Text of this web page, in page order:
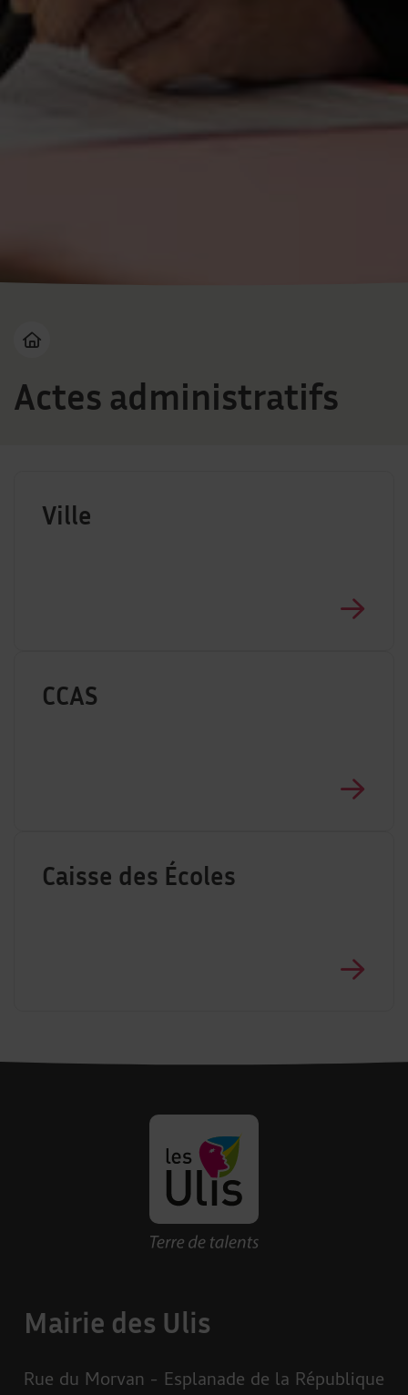
Vous êtes ici :
Page d'accueil du site
Actes administratifs
Ville
CCAS
Caisse des Écoles
Revenir à la page d'accueil des
Mairie des Ulis
Rue du Morvan - Esplanade de la République